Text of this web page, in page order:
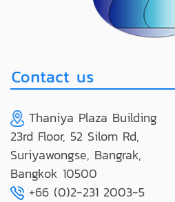
Thaniya Plaza Building
23rd Floor, 52 Silom Rd,
Suriyawongse, Bangrak,
Bangkok 10500
+66 (0)2-231 2003-5